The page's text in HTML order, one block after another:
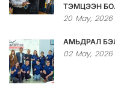
ТЭМЦЭЭН
20 May, 2026
АМЬДРАЛ
02 May, 2026